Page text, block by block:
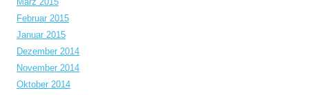
Februar 2015
Januar 2015
Dezember 2014
November 2014
Oktober 2014